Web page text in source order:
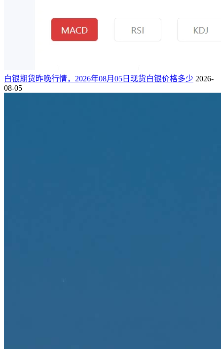
白银期货昨晚行情，2026年08月05日现货白银价格多少 2026-
08-05